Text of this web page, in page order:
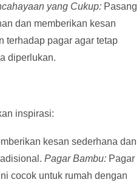
yang Cukup: Pasang
dan memberikan kesan
terhadap pagar agar tetap
diperlukan.
inspirasi:
kesan sederhana dan
Pagar Bambu: Pagar
cocok untuk rumah dengan